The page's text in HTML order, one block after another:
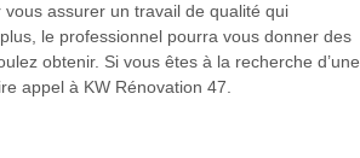
assurer un travail de qualité qui
le professionnel pourra vous donner des
obtenir. Si vous êtes à la recherche d’une
appel à KW Rénovation 47.